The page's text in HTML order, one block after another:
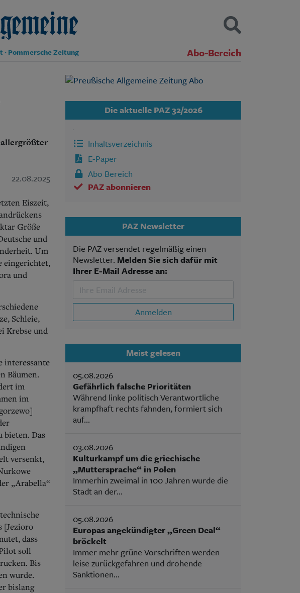
Pommersche Zeitung Abo-Bereich
Kontakt
Datenschutz
SUCHEN
22.08.2025
Eiszeit,
Größe
und
Um
eingerichtet,
und
Schleie,
Krebse und
interessante
Bäumen.
im
im
bieten. Das
versenkt,
„Arabella“
[Jezioro
dass
soll
Bis
wurde.
bislang
Die aktuelle PAZ 32/2026
Inhaltsverzeichnis
E-Paper
Abo Bereich
PAZ abonnieren
PAZ Newsletter
Die PAZ versendet regelmäßig einen
Newsletter. Melden Sie sich dafür mit
Ihrer E-Mail Adresse an:
Anmelden
Meist gelesen
05.08.2026
Gefährlich falsche Prioritäten
Während linke politisch Verantwortliche
krampfhaft rechts fahnden, formiert sich
auf...
03.08.2026
Kulturkampf um die griechische
„Muttersprache“ in Polen
Immerhin zweimal in 100 Jahren wurde die
Stadt an der...
05.08.2026
Europas angekündigter „Green Deal“
bröckelt
Immer mehr grüne Vorschriften werden
leise zurückgefahren und drohende
Sanktionen...